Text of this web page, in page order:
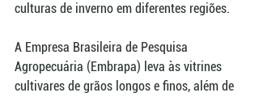
culturas de inverno em diferentes regiões.
A Empresa Brasileira de Pesquisa
Agropecuária (Embrapa) leva às vitrines
cultivares de grãos longos e finos, além de